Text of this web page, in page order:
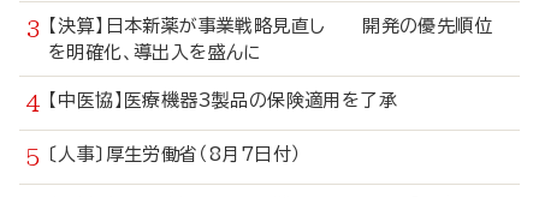
【決算】日本新薬が事業戦略見直し 開発の優先順位
を明確化、導出入を盛んに
【中医協】医療機器3製品の保険適用を了承
〔人事〕厚生労働省（8月7日付）